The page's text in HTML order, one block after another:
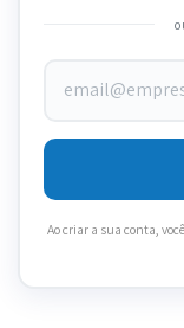
Ao criar a sua conta,